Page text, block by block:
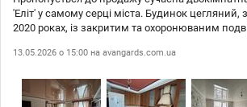
'Еліт' у самому серці міста. Будинок цегляний,
2020 роках, із закритим та охоронюваним
Центральне розташування — все необхідне
будинок із сучасними комунікаціями. #128715;
мебльована квартира — заходь і живи!
13.05.2026 о 15:00 на avangards.com.ua